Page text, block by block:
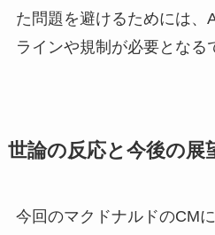
た問題を避けるためには、
ラインや規制が必要となる
世論の反応と今後の展
今回のマクドナルドのCM